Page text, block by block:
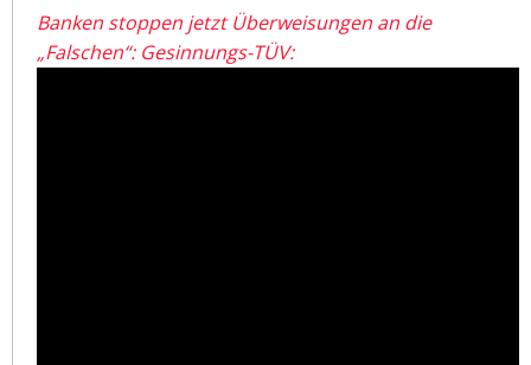
Banken stoppen jetzt Überweisungen an die
„Falschen“: Gesinnungs-TÜV: